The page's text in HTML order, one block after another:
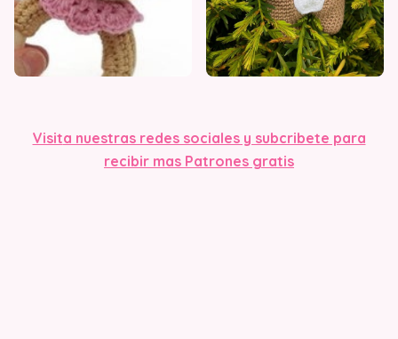
Visita nuestras redes sociales y subcribete para
recibir mas Patrones gratis